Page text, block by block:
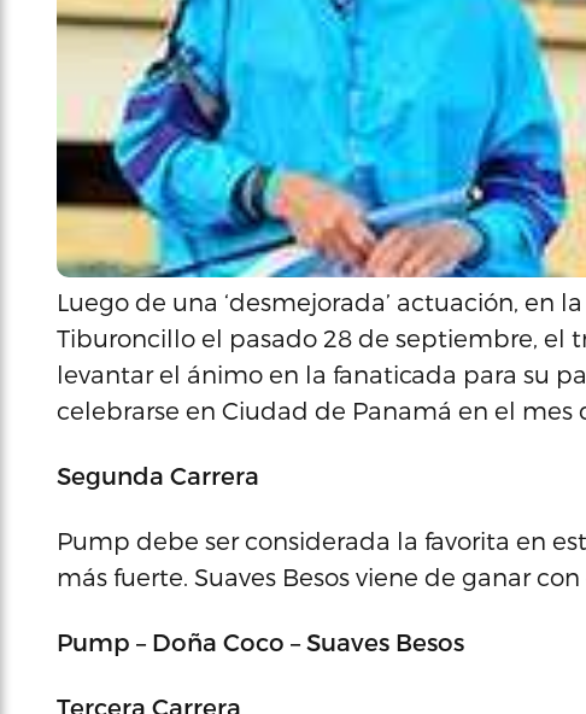
Luego de una ‘desmejorada’ actuación, en
Tiburoncillo el pasado 28 de septiembre, el
levantar el ánimo en la fanaticada para su
celebrarse en Ciudad de Panamá en el mes
Segunda Carrera
Pump debe ser considerada la favorita en
más fuerte. Suaves Besos viene de ganar
Pump – Doña Coco – Suaves Besos
Tercera Carrera